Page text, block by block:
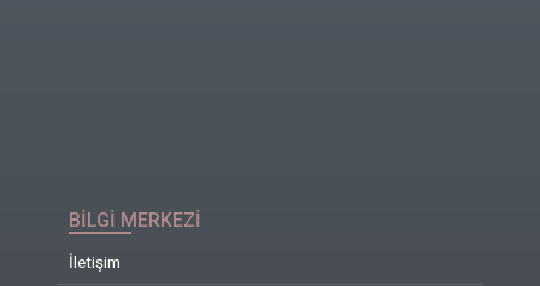
BİLGİ MERKEZİ
İletişim